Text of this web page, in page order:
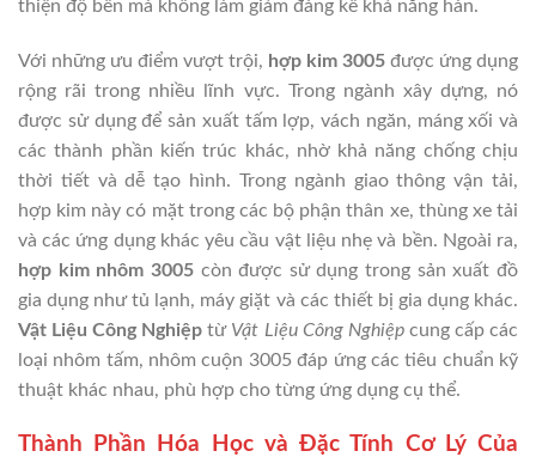
thiện độ bền mà không làm giảm đáng kể khả năng hàn.
Với những ưu điểm vượt trội, hợp kim 3005 được ứng dụng
rộng rãi trong nhiều lĩnh vực. Trong ngành xây dựng, nó
được sử dụng để sản xuất tấm lợp, vách ngăn, máng xối và
các thành phần kiến trúc khác, nhờ khả năng chống chịu
thời tiết và dễ tạo hình. Trong ngành giao thông vận tải,
hợp kim này có mặt trong các bộ phận thân xe, thùng xe tải
và các ứng dụng khác yêu cầu vật liệu nhẹ và bền. Ngoài ra,
hợp kim nhôm 3005còn được sử dụng trong sản xuất đồ
gia dụng như tủ lạnh, máy giặt và các thiết bị gia dụng khác.
Vật Liệu Công Nghiệp từ Vật Liệu Công Nghiệpcung cấp các
loại nhôm tấm, nhôm cuộn 3005 đáp ứng các tiêu chuẩn kỹ
thuật khác nhau, phù hợp cho từng ứng dụng cụ thể.
Thành Phần Hóa Học và Đặc Tính Cơ Lý Của